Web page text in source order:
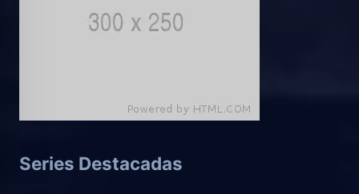
Series Destacadas